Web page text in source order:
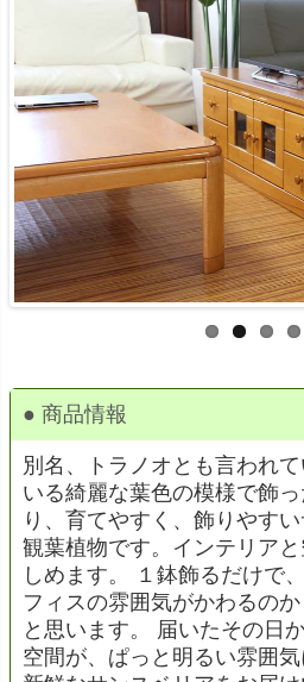
● 商品情報
別名、トラノオとも言われ
いる綺麗な葉色の模様で飾
り、育てやすく、飾りやす
観葉植物です。インテリア
しめます。 １鉢飾るだけで
フィスの雰囲気がかわるの
と思います。 届いたその日
空間が、ぱっと明るい雰囲